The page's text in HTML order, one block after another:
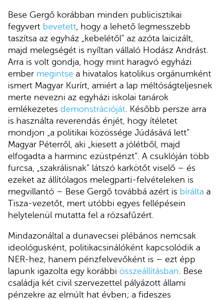
Bese Gergő korábban minden publicisztikai
fegyvert bevetett, hogy a lehető legmesszebb
taszítsa az egyház „kebelétől” az azóta laicizált,
majd melegségét is nyíltan vállaló Hodász Andrást.
Arra is volt gondja, hogy mint haragvó egyházi
ember megintse a hivatalos katolikus orgánumként
ismert Magyar Kurírt, amiért a lap méltóságteljesnek
merte nevezni az egyházi iskolai tanárok
emlékezetes demonstrációját. Később persze arra
is használta reverendás énjét, hogy ítéletet
mondjon „a politikai közössége Júdásává lett”
Magyar Péterről, aki „kiesett a jólétből, majd
elfogadta a harminc ezüstpénzt”. A csuklóján több
furcsa, „szakrálisnak” látszó karkötőt viselő – és
ezeket az állítólagos melegparti-felvételeken is
megvillantó – Bese Gergő továbbá azért is bírálta a
Tisza-vezetőt, mert utóbbi egyes fellépésein
helytelenül mutatta fel a rózsafűzért.
Mindazonáltal a dunavecsei plébános nemcsak
ideológusként, politikacsinálóként kapcsolódik a
NER-hez, hanem pénzfelvevőként is – ezt épp
lapunk igazolta egy korábbi összeállításban . Bese
családja két civil szervezettel pályázott állami
pénzekre az elmúlt hat évben; a fideszes